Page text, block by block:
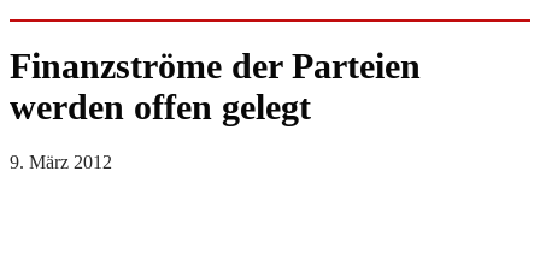
Finanzströme der Parteien
werden offen gelegt
9. März 2012